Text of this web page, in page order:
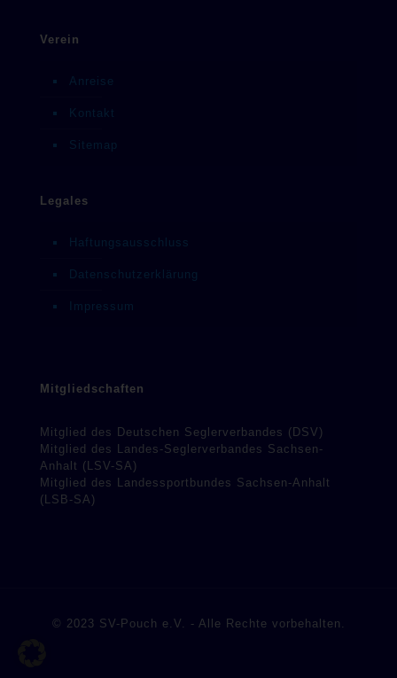
Verein
Anreise
Kontakt
Sitemap
Legales
Haftungsausschluss
Datenschutzerklärung
Impressum
Mitgliedschaften
Mitglied des Deutschen Seglerverbandes (DSV)
Mitglied des Landes-Seglerverbandes Sachsen-
Anhalt (LSV-SA)
Mitglied des Landessportbundes Sachsen-Anhalt
(LSB-SA)
© 2023 SV-Pouch e.V. - Alle Rechte vorbehalten.